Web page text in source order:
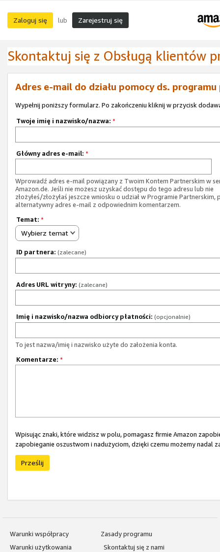
Zaloguj się lub Zarejestruj się
Skontaktuj się z Obsługą klientów
Adres e-mail do działu pomocy ds.
Wypełnij poniższy formularz. Po zakończeniu kliknij w przycisk
Twoje imię i nazwisko/nazwa: *
Główny adres e-mail: *
Wprowadź adres e-mail powiązany z Twoim Kontem Partnerskim w
Amazon.de. Jeśli nie możesz uzyskać dostępu do tego adresu lub nie
złożyłeś/złożyłaś jeszcze wniosku o udział w Programie Partnerskim,
alternatywny adres e-mail z odpowiednim komentarzem.
Temat: *
Wybierz temat
ID partnera: (zalecane)
Adres URL witryny: (zalecane)
Imię i nazwisko/nazwa odbiorcy płatności: (opcjonalnie)
To jest nazwa/imię i nazwisko użyte do założenia konta.
Komentarze: *
Wpisując znaki, które widzisz w polu, pomagasz firmie Amazon
zapobieganie oszustwom i nadużyciom, dzięki czemu możemy nadal
Prześlij
Warunki współpracy
Zasady programu
Warunki użytkowania
Skontaktuj się z nami